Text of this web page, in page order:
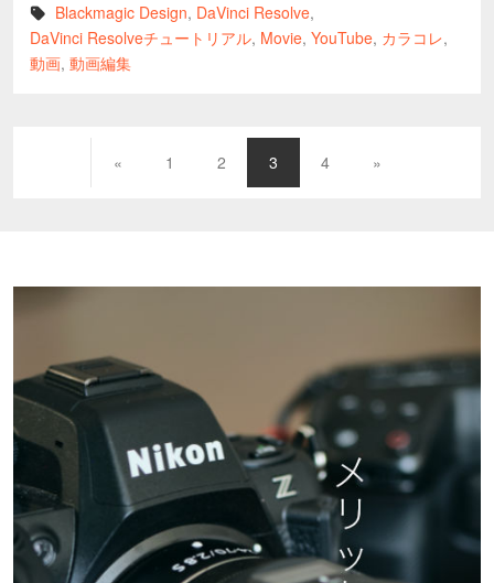
Blackmagic Design, DaVinci Resolve,
DaVinci Resolveチュートリアル, Movie, YouTube, カラコレ,
動画, 動画編集
« 1 2 3 4 »